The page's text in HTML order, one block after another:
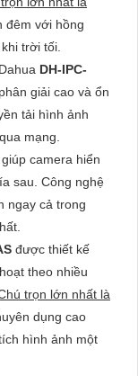
đêm với hồng
trời tối.
DH-IPC-
giải cao và ổn
tải hình ảnh
mạng.
camera hiển
sau. Công nghệ
ngay cả trong
được thiết kế
theo nhiều
trọn lớn nhất là
dụng cao
hình ảnh một